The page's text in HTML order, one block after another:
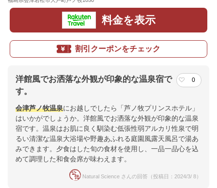
料金を表示
割引クーポンをチェック
洋館風でお洒落な外観が印象的な温泉宿で
す。
0
会津芦ノ牧温泉にお越しでしたら「芦ノ牧プリンスホテル」
はいかがでしょうか。洋館風でお洒落な外観が印象的な温泉
宿です。温泉はお肌に良く馴染む低張性弱アルカリ性泉で明
るい清潔な温泉大浴場や野趣あふれる庭園風露天風呂で湯あ
みできます。夕食はした旬の食材を使用し、一品一品心を込
めて調理した和食会席が味わえます。
Natural Science さんの回答（投稿日：2024/3/ 8）